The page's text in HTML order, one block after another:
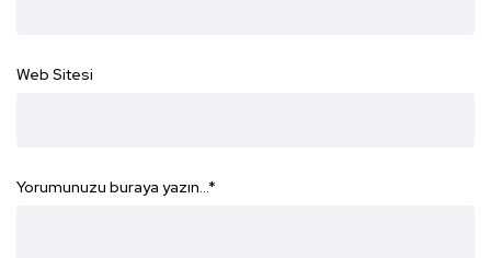
Web Sitesi
Yorumunuzu buraya yazın...*